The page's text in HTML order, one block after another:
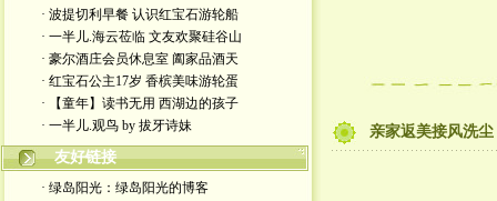
· 波提切利早餐 认识红宝石游轮船
· 一半儿.海云莅临 文友欢聚硅谷山
· 豪尔酒庄会员休息室 阖家品酒天
· 红宝石公主17岁 香槟美味游轮蛋
· 【童年】读书无用 西湖边的孩子
· 一半儿.观鸟 by 拔牙诗妹
友好链接
· 绿岛阳光：绿岛阳光的博客
亲家返美接风洗